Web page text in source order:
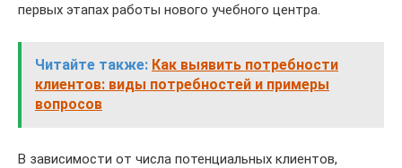
первых этапах работы нового учебного центра.
Читайте также: Как выявить потребности
клиентов: виды потребностей и примеры
вопросов
В зависимости от числа потенциальных клиентов,